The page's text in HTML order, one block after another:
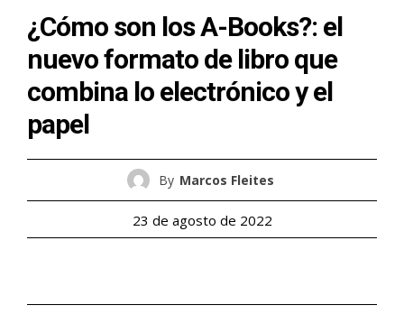
¿Cómo son los A-Books?: el
nuevo formato de libro que
combina lo electrónico y el
papel
By Marcos Fleites
23 de agosto de 2022